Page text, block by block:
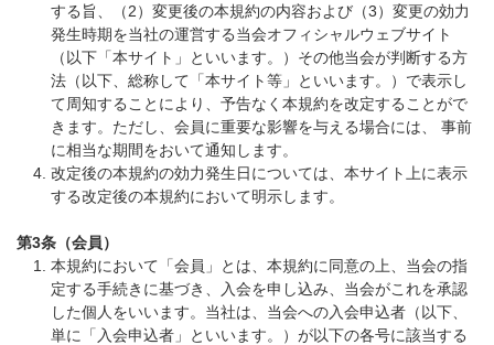
する旨、（2）変更後の本規約の内容および（3）変更の効力
発生時期を当社の運営する当会オフィシャルウェブサイト
（以下「本サイト」といいます。）その他当会が判断する方
法（以下、総称して「本サイト等」といいます。）で表示し
て周知することにより、予告なく本規約を改定することがで
きます。ただし、会員に重要な影響を与える場合には、 事前
に相当な期間をおいて通知します。
改定後の本規約の効力発生日については、本サイト上に表示
する改定後の本規約において明示します。
第3条（会員）
本規約において「会員」とは、本規約に同意の上、当会の指
定する手続きに基づき、入会を申し込み、当会がこれを承認
した個人をいいます。当社は、当会への入会申込者（以下、
単に「入会申込者」といいます。）が以下の各号に該当する